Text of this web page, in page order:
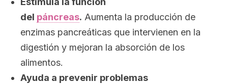
del páncreas. Aumenta la producción de
enzimas pancreáticas que intervienen en la
digestión y mejoran la absorción de los
alimentos.
Ayuda a prevenir problemas